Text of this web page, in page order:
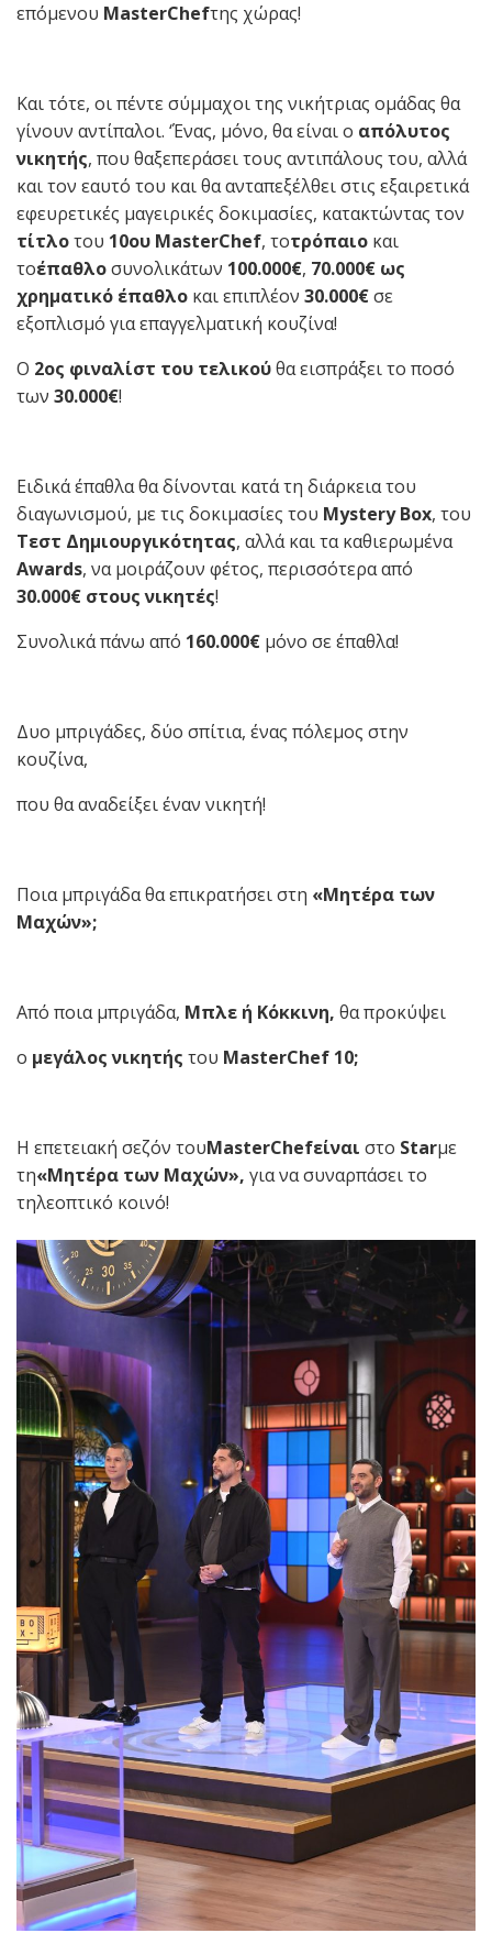
επόμενου MasterChefτης χώρας!
Και τότε, οι πέντε σύμμαχοι της νικήτριας ομάδας θα
γίνουν αντίπαλοι. ‘Ένας, μόνο, θα είναι ο απόλυτος
νικητής, που θαξεπεράσει τους αντιπάλους του, αλλά
και τον εαυτό του και θα ανταπεξέλθει στις εξαιρετικά
εφευρετικές μαγειρικές δοκιμασίες, κατακτώντας τον
τίτλοτου 10ου MasterChef, τοτρόπαιο και
τοέπαθλοσυνολικάτων 100.000€, 70.000€ ως
χρηματικό έπαθλο και επιπλέον 30.000€σε
εξοπλισμό για επαγγελματική κουζίνα!
Ο 2ος φιναλίστ του τελικούθα εισπράξει το ποσό
των 30.000€!
Ειδικά έπαθλα θα δίνονται κατά τη διάρκεια του
διαγωνισμού, με τις δοκιμασίες του Mystery Box, του
Τεστ Δημιουργικότητας, αλλά και τα καθιερωμένα
Awards, να μοιράζουν φέτος, περισσότερα από
30.000€ στους νικητές!
Συνολικά πάνω από 160.000€ μόνο σε έπαθλα!
Δυο μπριγάδες, δύο σπίτια, ένας πόλεμος στην
κουζίνα,
που θα αναδείξει έναν νικητή!
Ποια μπριγάδα θα επικρατήσει στη «Μητέρα των
Μαχών»;
Από ποια μπριγάδα, Μπλε ή Κόκκινη, θα προκύψει
ο μεγάλος νικητής του MasterChef 10;
Η επετειακή σεζόν τουMasterChefείναι στο Starμε
τη«Μητέρα των Μαχών», για να συναρπάσει το
τηλεοπτικό κοινό!